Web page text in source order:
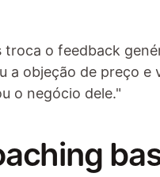
troca o feedback
a objeção de preço e
o negócio dele."